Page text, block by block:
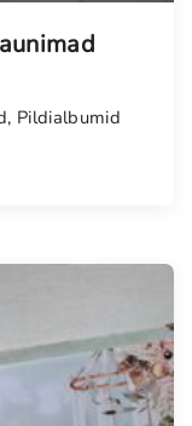
, Pildialbumid